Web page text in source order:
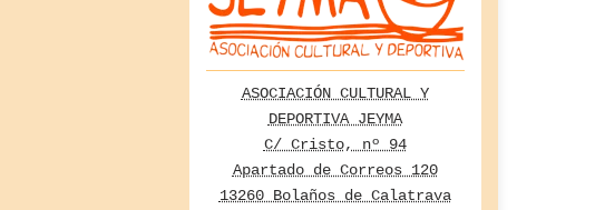
ASOCIACIÓN CULTURAL Y
DEPORTIVA JEYMA
C/ Cristo, nº 94
Apartado de Correos 120
13260 Bolaños de Calatrava